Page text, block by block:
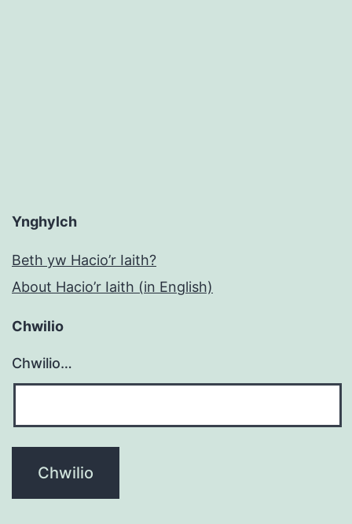
Ynghylch
Beth yw Hacio’r Iaith?
About Hacio’r Iaith (in English)
Chwilio
Chwilio…